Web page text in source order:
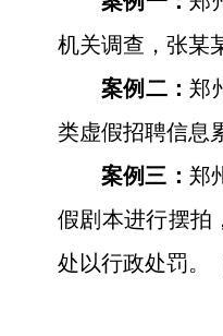
机关调查，张某
案例二：郑
类虚假招聘信息
案例三： 郑
假剧本进行摆拍
处以行政处罚。